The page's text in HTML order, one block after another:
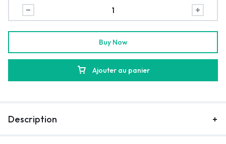
Ajouter au panier
Buy Now
Description